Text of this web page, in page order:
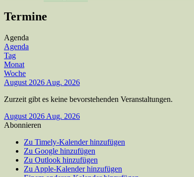
Termine
Agenda
Agenda
Tag
Monat
Woche
August 2026 Aug. 2026
Zurzeit gibt es keine bevorstehenden Veranstaltungen.
August 2026 Aug. 2026
Abonnieren
Zu Timely-Kalender hinzufügen
Zu Google hinzufügen
Zu Outlook hinzufügen
Zu Apple-Kalender hinzufügen